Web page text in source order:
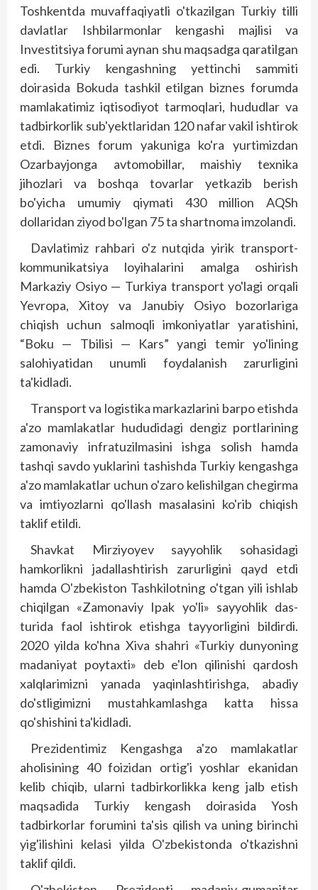
Toshkentda muvaffaqiyatli o'tkazilgan Turkiy tilli
davlatlar Ishbilarmonlar kengashi majlisi va
Investitsiya forumi aynan shu maqsadga qaratilgan
edi. Turkiy kengashning yettinchi sammiti
doirasida Bokuda tashkil etilgan biznes forumda
mamlakatimiz iqtisodiyot tarmoqlari, hududlar va
tadbirkorlik sub'yektlaridan 120 nafar vakil ishtirok
etdi. Biznes forum yakuniga ko'ra yurtimizdan
Ozarbayjonga avtomobillar, maishiy texnika
jihozlari va boshqa tovarlar yetkazib berish
bo'yicha umumiy qiymati 430 million AQSh
dollaridan ziyod bo'lgan 75 ta shartnoma imzolandi.
Davlatimiz rahbari o'z nutqida yirik transport-
kommunikatsiya loyihalarini amalga oshirish
Markaziy Osiyo — Turkiya transport yo'lagi orqali
Yevropa, Xitoy va Janubiy Osiyo bozorlariga
chiqish uchun salmoqli imkoniyatlar yaratishini,
“Boku — Tbilisi — Kars” yangi temir yo'lining
salohiyatidan unumli foydalanish zarurligini
ta'kidladi.
Transport va logistika markazlarini barpo etishda
a'zo mamlakatlar hududidagi dengiz portlarining
zamonaviy infratuzilmasini ishga solish hamda
tashqi savdo yuklarini tashishda Turkiy kengashga
a'zo mamlakatlar uchun o'zaro kelishilgan chegirma
va imtiyozlarni qo'llash masalasini ko'rib chiqish
taklif etildi.
Shavkat Mirziyoyev sayyohlik sohasidagi
hamkorlikni jadallashtirish zarurligini qayd etdi
hamda O'zbekiston Tashkilotning o'tgan yili ishlab
chiqilgan «Zamonaviy Ipak yo'li» sayyohlik das­
turida faol ishtirok etishga tayyorligini bildirdi.
2020 yilda ko'hna Xiva shahri «Turkiy dunyo­ning
madaniyat poytaxti» deb e'lon qilinishi qardosh
xalqlarimizni yanada yaqinlashtirishga, abadiy
do'stligimizni mustahkamlashga katta hissa
qo'shishini ta'kidladi.
Prezidentimiz Kengashga a'zo mamlakatlar
aholisining 40 foiz­idan ortig'i yoshlar ekanidan
kelib chiqib, ularni tadbirkorlikka keng jalb etish
maqsadida Turkiy kengash doirasida Yosh
tadbirkorlar forumini ta'sis qilish va uning birinchi
yig'ilishini kelasi yilda O'zbekistonda o'tkazishni
taklif qildi.